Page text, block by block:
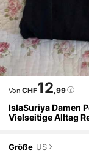
Von CHF12,99
IslaSuriya Damen
Vielseitige Alltag
Größe US